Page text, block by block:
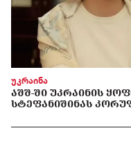
უკრაინა
ᲐᲨᲨ-ᲨᲘ ᲣᲙᲠᲐᲘᲜᲘᲡ
ᲡᲢᲔᲤᲐᲜᲘᲨᲘᲜᲐᲡ